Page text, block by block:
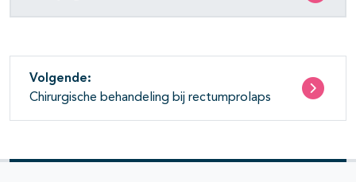
Volgende:
Chirurgische behandeling bij rectumprolaps